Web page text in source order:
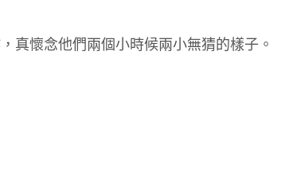
真懷念他們兩個小時候兩小無猜的樣子。